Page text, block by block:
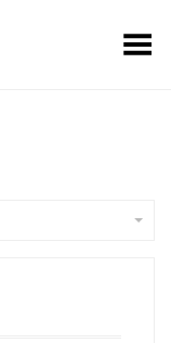
Kuva menüü